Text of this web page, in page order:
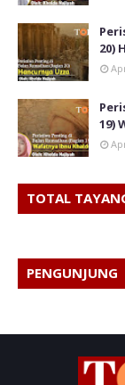
20)
19)
TOTAL
PENGUNJUNG